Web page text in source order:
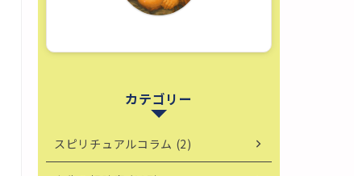
カテゴリー
スピリチュアルコラム (2)